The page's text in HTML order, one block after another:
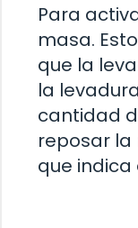
Para
masa.
que la
la
cantidad
reposar la
que